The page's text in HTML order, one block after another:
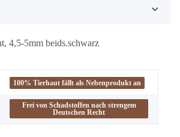
4,5-5mm beids.schwarz
100% Tierhaut fällt als Nebenprodukt an
Frei von Schadstoffen nach strengem
Deutschen Recht